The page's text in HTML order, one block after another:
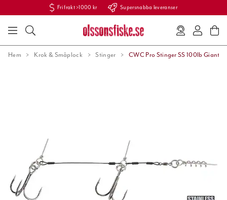
Fri frakt >1000 kr Supersnabba leveranser
Hem Krok & Småplock Stinger CWC Pro Stinger SS 100lb Giant